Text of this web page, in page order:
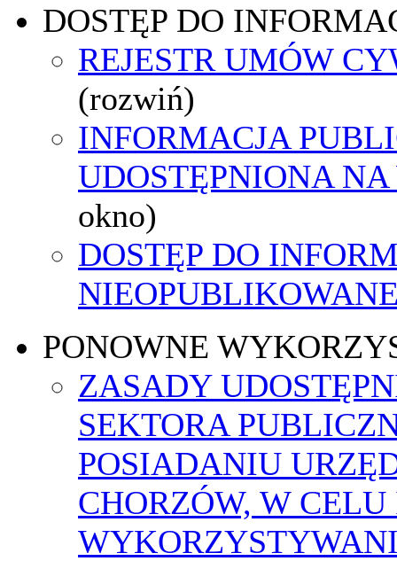
DOSTĘP DO
REJESTR UMÓW
(rozwiń)
INFORMACJA
UDOSTĘPNIONA
okno)
DOSTĘP DO
PONOWNE
ZASADY
SEKTORA
POSIADANIU
CHORZÓW, W